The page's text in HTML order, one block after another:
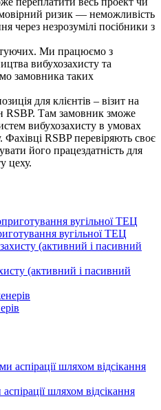
ризик — неможливість
через незрозумілі посібники з
Ми працюємо з
вибухозахисту та
замовника таких
для клієнтів – візит на
RSBP. Там замовник зможе
вибухозахисту в умовах
Фахівці RSBP перевіряють своє
його працездатність для
цеху.
вугільної ТЕЦ
(активний і пасивний
шляхом відсікання